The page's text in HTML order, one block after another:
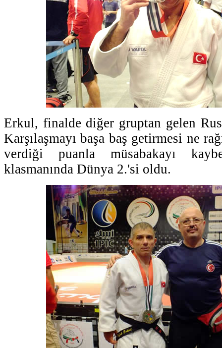
Erkul, finalde diğer gruptan gelen
Karşılaşmayı başa baş getirmesi ne
verdiği puanla müsabakayı
klasmanında Dünya 2.'si oldu.